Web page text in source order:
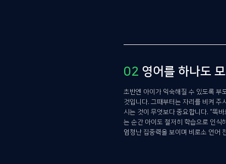
02 영어를 하나도
초반엔 아이가 익숙해질 수 있도록 부
것입니다. 그때부터는 자리를 비켜 주
시는 것이 무엇보다 중요합니다. “똑
는 순간 아이도 철저히 학습으로 인식
엄청난 집중력을 보이며 비로소 언어